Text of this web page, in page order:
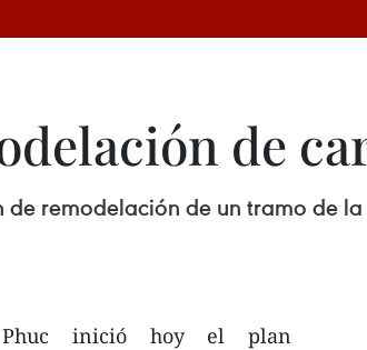
de
remodelación de un tramo de
inició hoy el plan